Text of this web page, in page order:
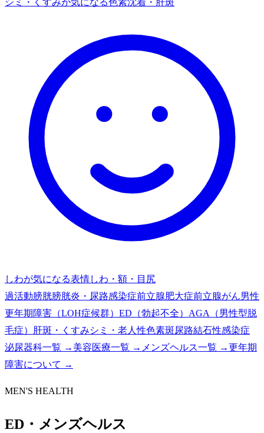
シミ・くすみが気になる色素沈着・肝斑
しわが気になる表情しわ・額・目尻
過活動膀胱膀胱炎・尿路感染症前立腺肥大症前立腺がん男性
更年期障害（LOH症候群） ED（勃起不全） AGA（男性型脱
毛症） 肝斑・くすみシミ・老人性色素斑尿路結石性感染症
泌尿器科一覧 → 美容医療一覧 → メンズヘルス一覧 →更年期
障害について →
MEN'S HEALTH
ED・メンズヘルス